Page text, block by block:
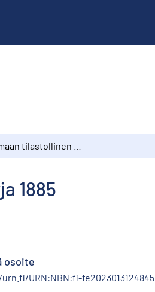
1885
osoite
URN:NBN:fi-fe2023013124845